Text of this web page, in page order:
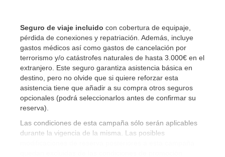
Seguro de viaje incluido con cobertura de equipaje,
pérdida de conexiones y repatriación. Además, incluye
gastos médicos así como gastos de cancelación por
terrorismo y/o catástrofes naturales de hasta 3.000€ en el
extranjero. Este seguro garantiza asistencia básica en
destino, pero no olvide que si quiere reforzar esta
asistencia tiene que añadir a su compra otros seguros
opcionales (podrá seleccionarlos antes de confirmar su
reserva).
Las condiciones de esta campaña sólo serán aplicables
durante la vigencia de la misma. Las posibles